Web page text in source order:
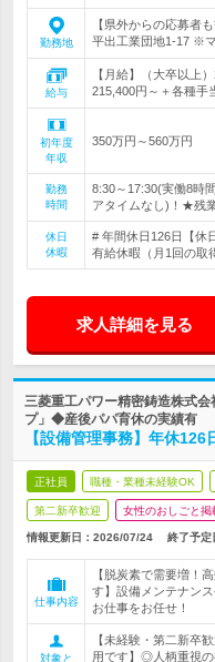
勤務地
【県外からの応募者
平出工業団地1-17 ※
給与
【月給】（大卒以上
215,400円～＋各種
初年度
年収
350万円～560万円
勤務
時間
8:30～17:30(実働8時
アタイムなし)！★残
休日
休暇
# 年間休日126日【休
有給休暇（月1回の取
求人詳細を見る
三菱重工パワー精密鋳造株式
プ」◆産後パパ育休の実績有
【設備管理事務】年休
正社員 職種・業種未経験OK
第二新卒歓迎 女性のおしごと掲
情報更新日：2026/07/24 終了予定
仕事内容
【脱炭素で需要増！
す】設備メンテナン
お仕事をお任せ！
対象と
【未経験・第二新卒
用です】◎人柄重視